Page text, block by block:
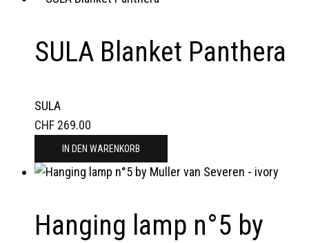
SULA Blanket Panthera
SULA
CHF 269.00
IN DEN WARENKORB
Hanging lamp n°5 by